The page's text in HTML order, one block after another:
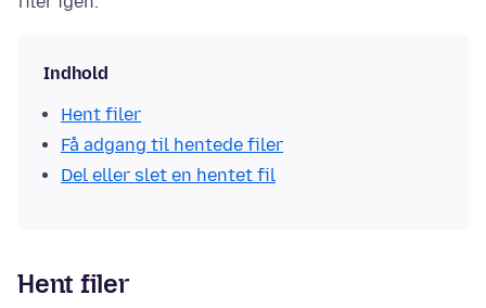
Indhold
Hent filer
Få adgang til hentede filer
Del eller slet en hentet fil
Hent filer